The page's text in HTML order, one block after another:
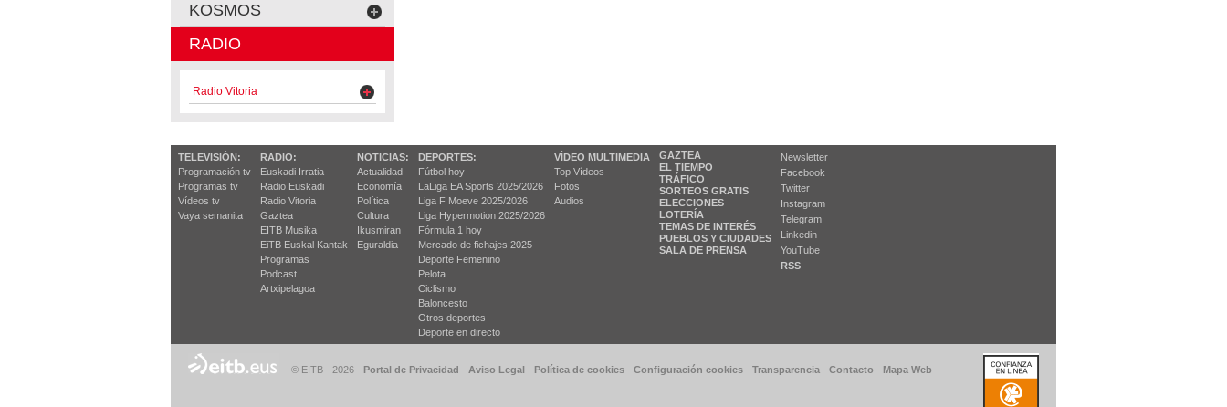
KOSMOS
RADIO
Radio Vitoria
TELEVISIÓN:
Programación tv
Programas tv
Vídeos tv
Vaya semanita
RADIO:
Euskadi Irratia
Radio Euskadi
Radio Vitoria
Gaztea
EITB Musika
EiTB Euskal Kantak
Programas
Podcast
Artxipelagoa
NOTICIAS:
Actualidad
Economía
Política
Cultura
Ikusmiran
Eguraldia
DEPORTES:
Fútbol hoy
LaLiga EA Sports 2025/2026
Liga F Moeve 2025/2026
Liga Hypermotion 2025/2026
Fórmula 1 hoy
Mercado de fichajes 2025
Deporte Femenino
Pelota
Ciclismo
Baloncesto
Otros deportes
Deporte en directo
VÍDEO MULTIMEDIA
Top Vídeos
Fotos
Audios
GAZTEA
EL TIEMPO
TRÁFICO
SORTEOS GRATIS
ELECCIONES
LOTERÍA
TEMAS DE INTERÉS
PUEBLOS Y CIUDADES
SALA DE PRENSA
Newsletter
Facebook
Twitter
Instagram
Telegram
Linkedin
YouTube
RSS
© EITB - 2026 - Portal de Privacidad - Aviso Legal - Política de cookies - Configuración cookies - Transparencia - Contacto - Mapa Web